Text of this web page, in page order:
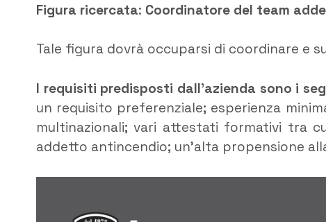
Figura ricercata: Coordinatore del team
Tale figura dovrà occuparsi di coordinare e
I requisiti predisposti dall’azienda sono i
un requisito preferenziale; esperienza
multinazionali; vari attestati formativi tra
addetto antincendio; un’alta propensione